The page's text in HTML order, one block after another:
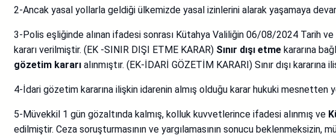
2-Ancak yasal yollarla geldiği ülkemizde yasal izinlerini alarak yaşamaya
3-Polis eşliğinde alınan ifadesi sonrası Kütahya Valiliğin 06/08/2024 Tarih ve
kararı verilmiştir. (EK -SINIR DIŞI ETME KARAR) Sınır dışı etme kararına
gözetim kararı alınmıştır. (EK-İDARİ GÖZETİM KARARI) Sınır dışı
4-İdari gözetim kararına ilişkin idarenin almış olduğu karar hukuki
5-Müvekkil 1 gün gözaltında kalmış, kolluk kuvvetlerince ifadesi alınmış ve
edilmiştir. Ceza soruşturmasının ve yargılamasının sonucu beklenmeksizin,